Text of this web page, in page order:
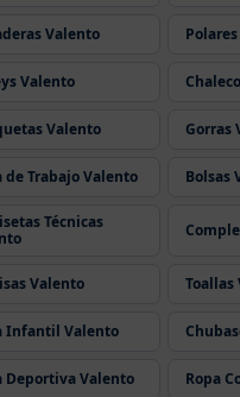
Valento
Valento
Valento Gorras
de Trabajo Valento Bolsas
Técnicas
Valento Toallas
Infantil Valento
Deportiva Valento Ropa